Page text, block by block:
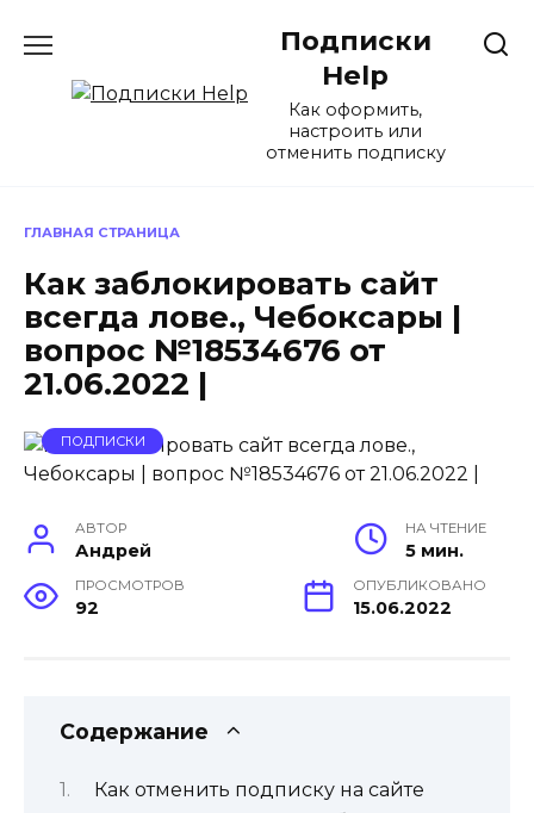
Подписки
Help
Как оформить,
настроить или
отменить подписку
ГЛАВНАЯ СТРАНИЦА
Как заблокировать сайт
всегда лове., Чебоксары |
вопрос №18534676 от
21.06.2022 |
ПОДПИСКИ
АВТОР
Андрей
НА ЧТЕНИЕ
5 мин.
ПРОСМОТРОВ
92
ОПУБЛИКОВАНО
15.06.2022
Содержание
Как отменить подписку на сайте